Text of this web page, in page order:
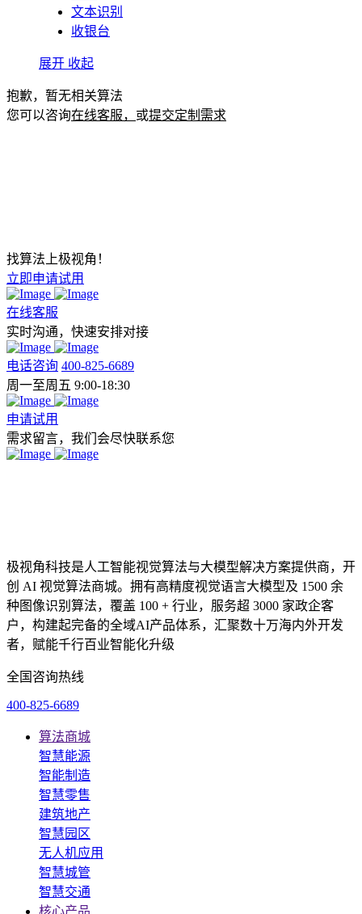
文本识别
收银台
展开 收起
抱歉，暂无相关算法
您可以咨询在线客服， 或提交定制需求
找算法上极视角！
立即申请试用
在线客服
实时沟通，快速安排对接
电话咨询 400-825-6689
周一至周五 9:00-18:30
申请试用
需求留言，我们会尽快联系您
极视角科技是人工智能视觉算法与大模型解决方案提供商，开
创 AI 视觉算法商城。拥有高精度视觉语言大模型及 1500 余
种图像识别算法，覆盖 100 + 行业，服务超 3000 家政企客
户，构建起完备的全域AI产品体系，汇聚数十万海内外开发
者，赋能千行百业智能化升级
全国咨询热线
400-825-6689
算法商城
智慧能源
智能制造
智慧零售
建筑地产
智慧园区
无人机应用
智慧城管
智慧交通
核心产品